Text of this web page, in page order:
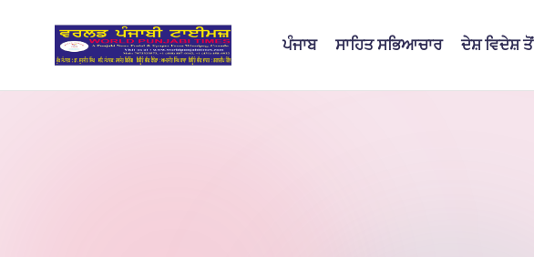
W
ਪੰਜਾਬ ਸਾਹਿਤ ਸਭਿਆਚਾਰ ਦੇਸ਼ ਵਿਦੇਸ਼ ਤੋਂ